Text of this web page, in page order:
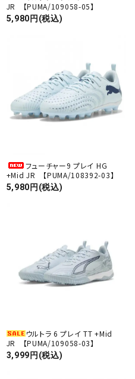
JR 【PUMA/109058-05】
5,980円(税込)
フューチャー9 プレイ HG
+Mid JR 【PUMA/108392-03】
5,980円(税込)
ウルトラ 6 プレイ TT +Mid
JR 【PUMA/109058-03】
3,999円(税込)